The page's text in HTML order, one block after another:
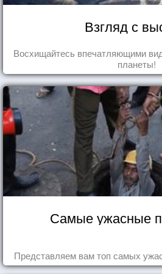
Взгляд с
Восхищайтесь впечатляющими
планеты!
Самые ужасные
Представляем вам топ самых